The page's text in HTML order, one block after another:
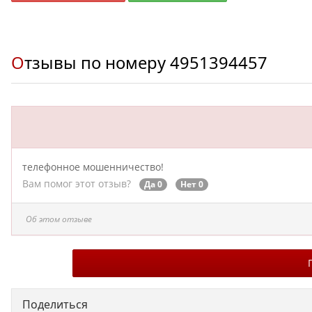
Отзывы по номеру4951394457
телефонное мошенничество!
Вам помог этот отзыв?
Да 0 Нет 0
Об этом отзыве
Поделиться